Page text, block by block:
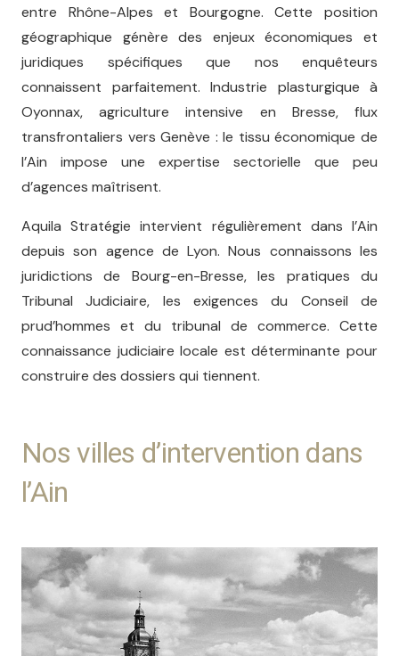
entre Rhône-Alpes et Bourgogne. Cette position
géographique génère des enjeux économiques et
juridiques spécifiques que nos enquêteurs
connaissent parfaitement. Industrie plasturgique à
Oyonnax, agriculture intensive en Bresse, flux
transfrontaliers vers Genève : le tissu économique de
l’Ain impose une expertise sectorielle que peu
d’agences maîtrisent.
Aquila Stratégie intervient régulièrement dans l’Ain
depuis son agence de Lyon. Nous connaissons les
juridictions de Bourg-en-Bresse, les pratiques du
Tribunal Judiciaire, les exigences du Conseil de
prud’hommes et du tribunal de commerce. Cette
connaissance judiciaire locale est déterminante pour
construire des dossiers qui tiennent.
Nos villes d’intervention dans
l’Ain